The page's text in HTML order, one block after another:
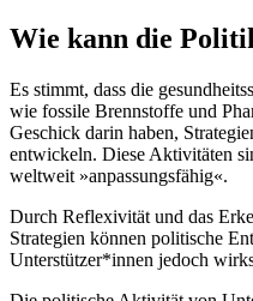
Wie kann die
Es stimmt, dass die
wie fossile Brennstoffe und
Geschick darin haben,
entwickeln. Diese Aktivitäten
weltweit »anpassungsfähig«.
Durch Reflexivität und das
Strategien können politische
Unterstützer*innen jedoch